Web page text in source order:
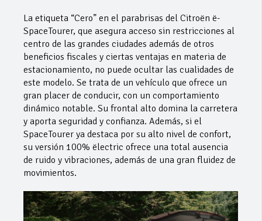
La etiqueta “Cero” en el parabrisas del Citroën ë-
SpaceTourer, que asegura acceso sin restricciones al
centro de las grandes ciudades además de otros
beneficios fiscales y ciertas ventajas en materia de
estacionamiento, no puede ocultar las cualidades de
este modelo. Se trata de un vehículo que ofrece un
gran placer de conducir, con un comportamiento
dinámico notable. Su frontal alto domina la carretera
y aporta seguridad y confianza. Además, si el
SpaceTourer ya destaca por su alto nivel de confort,
su versión 100% ëlectric ofrece una total ausencia
de ruido y vibraciones, además de una gran fluidez de
movimientos.